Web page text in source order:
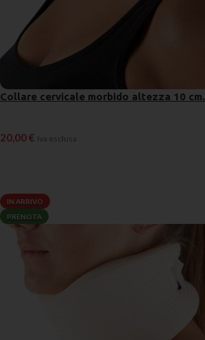
Collare cervicale morbido altezza 10 cm.
20,00€ Iva esclusa
IN ARRIVO
PRENOTA